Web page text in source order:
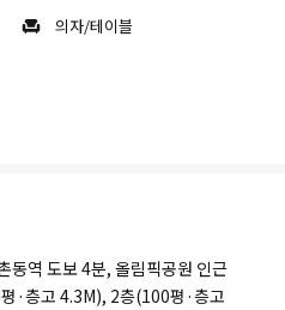
동역 도보 4분, 올림픽공원 인근
·층고 4.3M), 2층(100평·층고
의자/테이블